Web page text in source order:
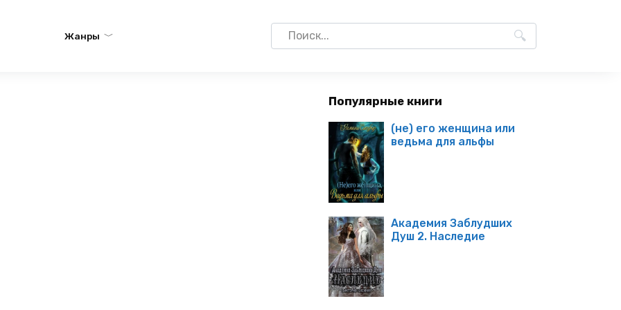
Жанры
Search
for:
Популярные книги
(не) его женщина или
ведьма для альфы
Академия Заблудших
Душ 2. Наследие